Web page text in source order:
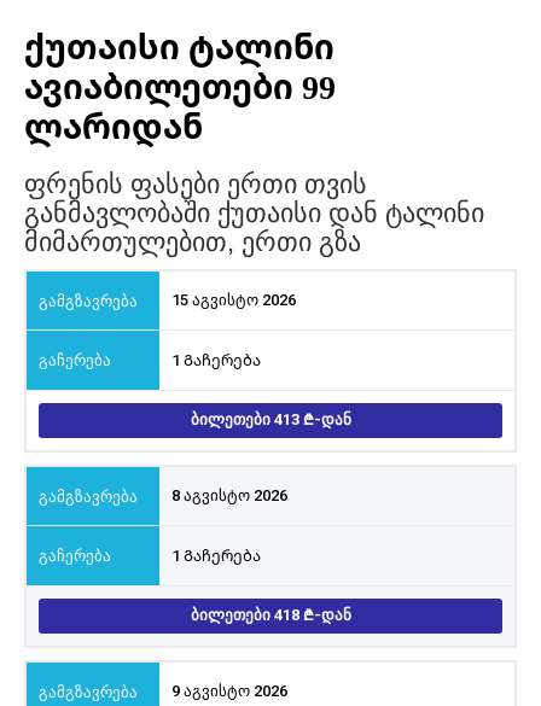
ქუთაისი ტალინი
ავიაბილეთები 99
ლარიდან
ფრენის ფასები ერთი თვის
განმავლობაში ქუთაისი დან ტალინი
მიმართულებით, ერთი გზა
15 აგვისტო 2026
1 Გაჩერება
ᲑᲘᲚᲔᲗᲔᲑᲘ 413 -ᲓᲐᲜ
8 აგვისტო 2026
1 Გაჩერება
ᲑᲘᲚᲔᲗᲔᲑᲘ 418 -ᲓᲐᲜ
9 აგვისტო 2026